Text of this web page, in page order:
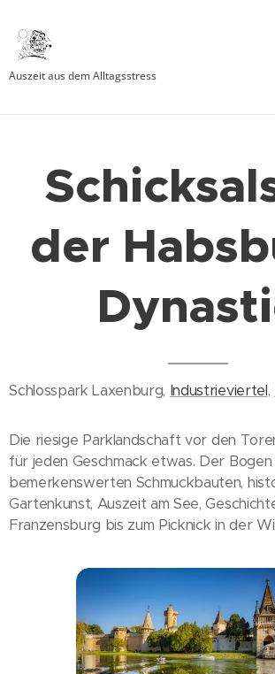
Auszeit aus dem Alltagsstress
der
Schlosspark Laxenburg, Industrieviertel,
Die riesige Parklandschaft vor den
für jeden Geschmack etwas. Der
bemerkenswerten Schmuckbauten,
Gartenkunst, Auszeit am See,
Franzensburg bis zum Picknick in der